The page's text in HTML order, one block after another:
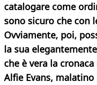
catalogare come
sono sicuro che con
Ovviamente, poi,
la sua
che è vera la
Alfie Evans,